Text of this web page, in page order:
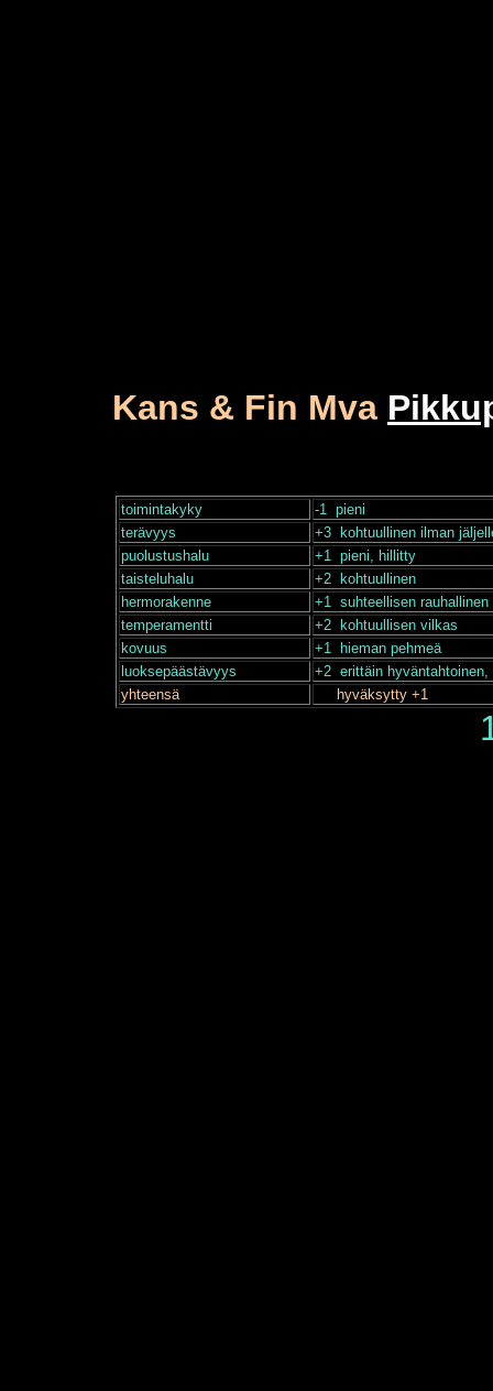
Kans & Fin Mva
toimintakyky
-1 pieni
terävyys
+3 kohtuullinen ilman
puolustushalu
+1 pieni, hillitty
taisteluhalu
+2 kohtuullinen
hermorakenne
+1 suhteellisen rauhallinen
temperamentti
+2 kohtuullisen vilkas
kovuus
+1 hieman pehmeä
luoksepäästävyys
+2 erittäin hyväntahtoinen,
yhteensä
hyväksytty +1